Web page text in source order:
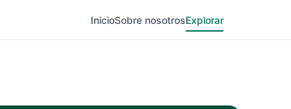
InicioSobre nosotrosExplorar